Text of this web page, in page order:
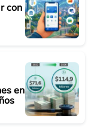
con
en